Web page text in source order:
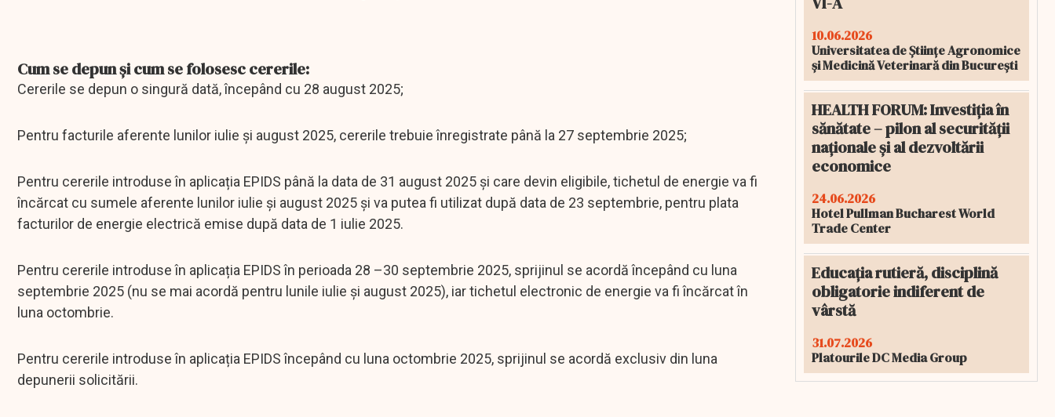
Cum se depun și cum se folosesc cererile:
Cererile se depun o singură dată, începând cu 28 august 2025;
Pentru facturile aferente lunilor iulie și august 2025, cererile trebuie înregistrate până la 27 septembrie 2025;
Pentru cererile introduse în aplicația EPIDS până la data de 31 august 2025 și care devin eligibile, tichetul de energie va fi
încărcat cu sumele aferente lunilor iulie și august 2025 și va putea fi utilizat după data de 23 septembrie, pentru plata
facturilor de energie electrică emise după data de 1 iulie 2025.
Pentru cererile introduse în aplicația EPIDS în perioada 28 –30 septembrie 2025, sprijinul se acordă începând cu luna
septembrie 2025 (nu se mai acordă pentru lunile iulie și august 2025), iar tichetul electronic de energie va fi încărcat în
luna octombrie.
Pentru cererile introduse în aplicația EPIDS începând cu luna octombrie 2025, sprijinul se acordă exclusiv din luna
depunerii solicitării.
10.06.2026
Universitatea de Științe Agronomice
și Medicină Veterinară din București
HEALTH FORUM: Investiția în
sănătate – pilon al securității
naționale și al dezvoltării
economice
24.06.2026
Hotel Pullman Bucharest World
Trade Center
Educația rutieră, disciplină
obligatorie indiferent de
vârstă
31.07.2026
Platourile DC Media Group